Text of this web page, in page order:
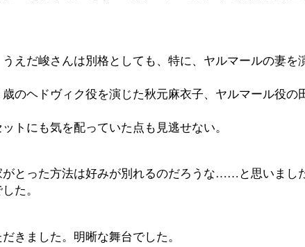
えだ峻さんは別格としても、特に、ヤルマールの妻
のヘドヴィク役を演じた秋元麻衣子、ヤルマール役
トにも気を配っていた点も見逃せない。
とった方法は好みが別れるのだろうな……と思いまし
た。
きました。明晰な舞台でした。